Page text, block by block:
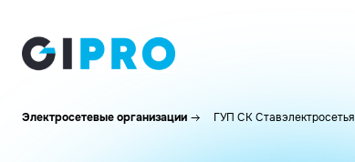
Электросетевые организации ГУП СК Ставэлектросетья